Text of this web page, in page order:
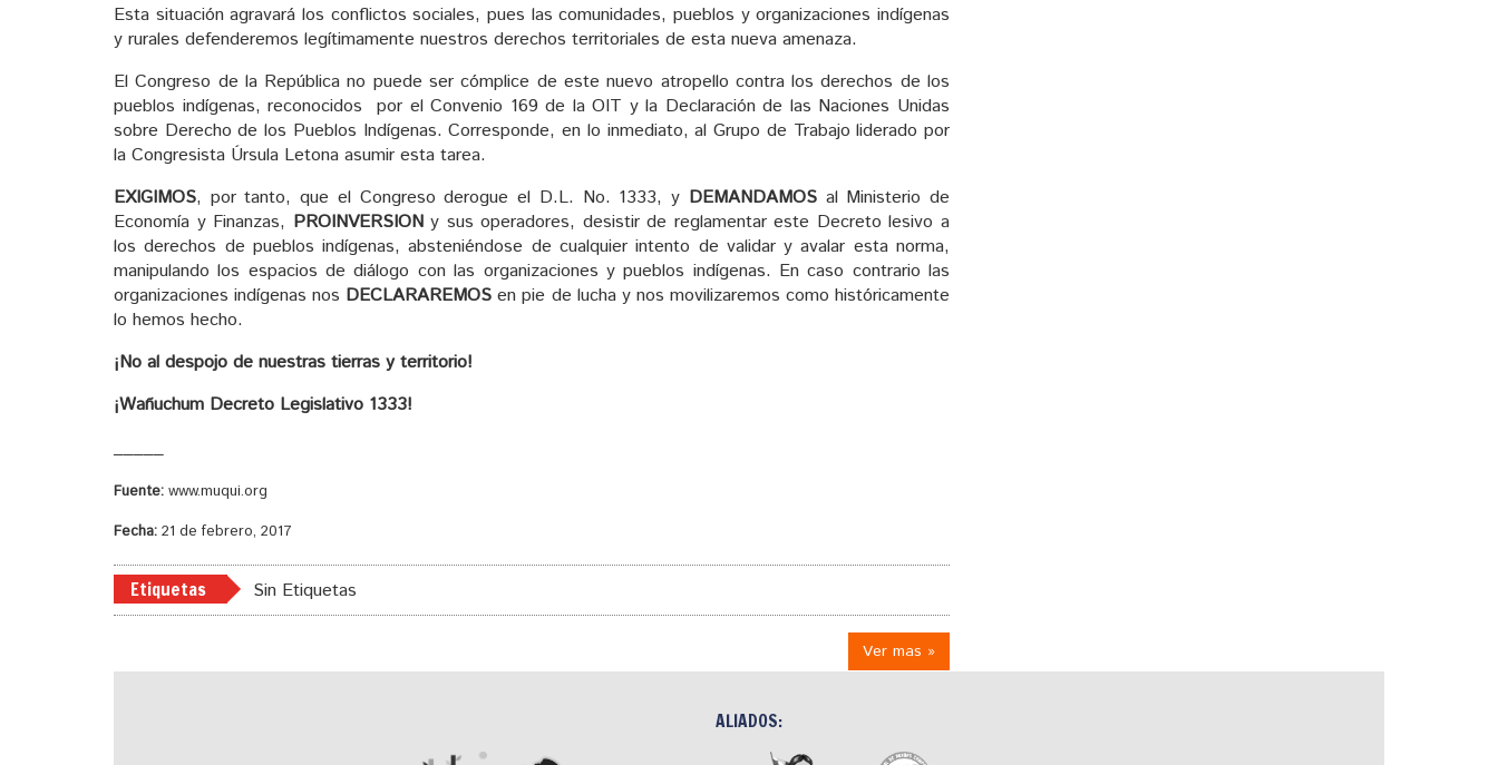
Esta situación agravará los conflictos sociales, pues las comunidades, pueblos y organizaciones indígenas
y rurales defenderemos legítimamente nuestros derechos territoriales de esta nueva amenaza.
El Congreso de la República no puede ser cómplice de este nuevo atropello contra los derechos de los
pueblos indígenas, reconocidos por el Convenio 169 de la OIT y la Declaración de las Naciones Unidas
sobre Derecho de los Pueblos Indígenas. Corresponde, en lo inmediato, al Grupo de Trabajo liderado por
la Congresista Úrsula Letona asumir esta tarea.
EXIGIMOS, por tanto, que el Congreso derogue el D.L. No. 1333, y DEMANDAMOSal Ministerio de
Economía y Finanzas, PROINVERSIONy sus operadores, desistir de reglamentar este Decreto lesivo a
los derechos de pueblos indígenas, absteniéndose de cualquier intento de validar y avalar esta norma,
manipulando los espacios de diálogo con las organizaciones y pueblos indígenas. En caso contrario las
organizaciones indígenas nos DECLARAREMOS en pie de lucha y nos movilizaremos como históricamente
lo hemos hecho.
¡No al despojo de nuestras tierras y territorio!
¡Wañuchum Decreto Legislativo 1333!
Fuente: www.muqui.org
Fecha: 21 de febrero, 2017
Etiquetas Sin Etiquetas
Ver mas »
ALIADOS: